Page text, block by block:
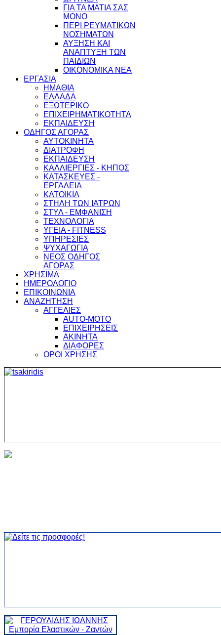
ΓΙΑ ΤΑ ΜΑΤΙΑ ΣΑΣ
ΜΟΝΟ
ΠΕΡΙ ΡΕΥΜΑΤΙΚΩΝ
ΝΟΣΗΜΑΤΩΝ
ΑΥΞΗΣΗ ΚΑΙ
ΑΝΑΠΤΥΞΗ ΤΩΝ
ΠΑΙΔΙΩΝ
ΟΙΚΟΝΟΜΙΚΑ ΝΕΑ
ΕΡΓΑΣΙΑ
ΗΜΑΘΙΑ
ΕΛΛΑΔΑ
ΕΞΩΤΕΡΙΚΟ
ΕΠΙΧΕΙΡΗΜΑΤΙΚΟΤΗΤΑ
ΕΚΠΑΙΔΕΥΣΗ
ΟΔΗΓΟΣ ΑΓΟΡΑΣ
ΑΥΤΟΚΙΝΗΤΑ
ΔΙΑΤΡΟΦΗ
ΕΚΠΑΙΔΕΥΣΗ
ΚΑΛΛΙΕΡΓΙΕΣ - ΚΗΠΟΣ
ΚΑΤΑΣΚΕΥΕΣ -
ΕΡΓΑΛΕΙΑ
ΚΑΤΟΙΚΙΑ
ΣΤΗΛΗ ΤΩΝ ΙΑΤΡΩΝ
ΣΤΥΛ - ΕΜΦΑΝΙΣΗ
ΤΕΧΝΟΛΟΓΙΑ
ΥΓΕΙΑ - FITNESS
ΥΠΗΡΕΣΙΕΣ
ΨΥΧΑΓΩΓΙΑ
ΝΕΟΣ ΟΔΗΓΟΣ
ΑΓΟΡΑΣ
ΧΡΗΣΙΜΑ
ΗΜΕΡΟΛΟΓΙΟ
ΕΠΙΚΟΙΝΩΝΙΑ
ΑΝΑΖΗΤΗΣΗ
ΑΓΓΕΛΙΕΣ
AUTO-MOTO
ΕΠΙΧΕΙΡΗΣΕΙΣ
ΑΚΙΝΗΤΑ
ΔΙΑΦΟΡΕΣ
ΟΡΟΙ ΧΡΗΣΗΣ